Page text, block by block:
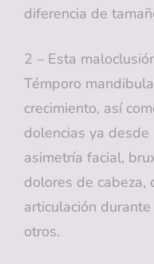
diferencia de
2 – Esta
Témporo
crecimiento, así
dolencias ya desde
asimetría facial,
dolores de cabeza,
articulación
otros.